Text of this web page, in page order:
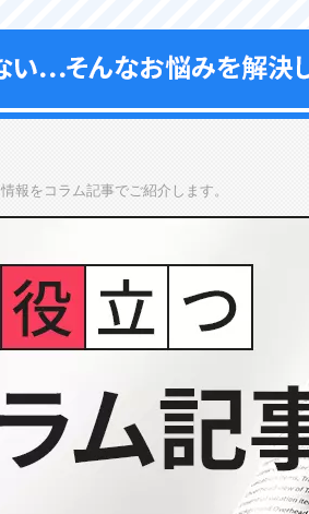
報をコラム記事でご紹介します。